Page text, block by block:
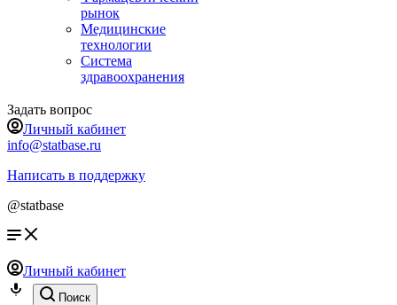
рынок
Медицинские
технологии
Система
здравоохранения
Задать вопрос
Личный кабинет
info@statbase.ru
Написать в поддержку
@statbase
Личный кабинет
Поиск